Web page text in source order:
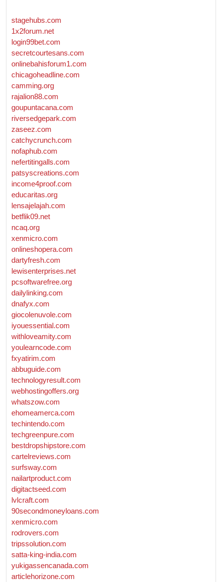
stagehubs.com
1x2forum.net
login99bet.com
secretcourtesans.com
onlinebahisforum1.com
chicagoheadline.com
camming.org
rajalion88.com
goupuntacana.com
riversedgepark.com
zaseez.com
catchycrunch.com
nofaphub.com
nefertitingalls.com
patsyscreations.com
income4proof.com
educaritas.org
lensajelajah.com
betflik09.net
ncaq.org
xenmicro.com
onlineshopera.com
dartyfresh.com
lewisenterprises.net
pcsoftwarefree.org
dailylinking.com
dnafyx.com
giocolenuvole.com
iyouessential.com
withloveamity.com
youlearncode.com
fxyatirim.com
abbuguide.com
technologyresult.com
webhostingoffers.org
whatszow.com
ehomeamerca.com
techintendo.com
techgreenpure.com
bestdropshipstore.com
cartelreviews.com
surfsway.com
nailartproduct.com
digitactseed.com
lvlcraft.com
90secondmoneyloans.com
xenmicro.com
rodrovers.com
tripssolution.com
satta-king-india.com
yukigassencanada.com
articlehorizone.com